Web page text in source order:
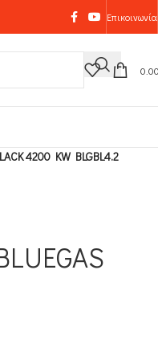
Επικοινωνία
4200 KW BLGBL4.2